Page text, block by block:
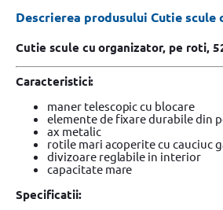
Descrierea produsului Cutie scule
Cutie scule cu organizator, pe roti,
Caracteristici:
maner telescopic cu blocare
elemente de fixare durabile din
ax metalic
rotile mari acoperite cu cauciuc
divizoare reglabile in interior
capacitate mare
Specificatii: